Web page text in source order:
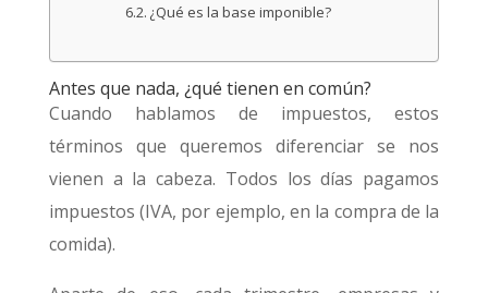
¿Qué es la base imponible?
Antes que nada, ¿qué tienen en común?
Cuando hablamos de impuestos, estos
términos que queremos diferenciar se nos
vienen a la cabeza. Todos los días pagamos
impuestos (IVA, por ejemplo, en la compra de la
comida).